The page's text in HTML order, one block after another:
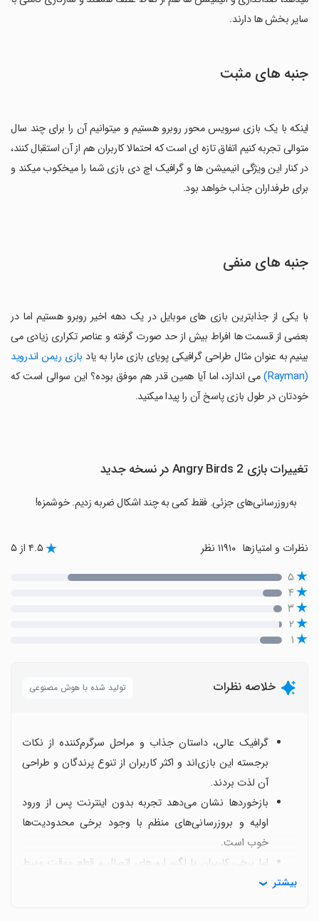
سایر بخش ها دارند.
جنبه های مثبت
اینکه با یک بازی سرویس محور روبرو هستیم و میتوانیم آن را برای چند سال
متوالی تجربه کنیم اتفاق تازه ای است که احتمالا کاربران هم از آن استقبال کنند،
در کنار این ویژگی انیمیشن ها و گرافیک اچ دی بازی شما را میخکوب میکند و
برای طرفداران جذاب خواهد بود.
جنبه های منفی
با یکی از جذابترین بازی های موبایل در یک دهه اخیر روبرو هستیم اما در
بعضی از قسمت ها افراط بیش از حد صورت گرفته و عناصر تکراری زیادی می
بینیم به عنوان مثال طراحی گرافیکی پویای بازی مارا به یاد بازی ریمن اندروید
(Rayman)
می اندازد، اما آیا همین قدر هم موفق بوده؟ این سوالی است که
خودتان در طول بازی پاسخ آن را پیدا میکنید.
تغییرات بازی Angry Birds 2 در نسخه جدید
به‌روزرسانی‌های جزئی. فقط کمی به چند اشکال ضربه زدیم. خوشمزه!
نظرات و امتیازها ۴.۵ از ۵
۵
۴
۳
۲
۱
خلاصه نظرات تولید شده با هوش مصنوعی
گرافیک عالی، داستان جذاب و مراحل سرگرم‌کننده از نکات
برجسته این بازی‌اند و اکثر کاربران از تنوع پرندگان و طراحی
آن لذت بردند.
بازخوردها نشان می‌دهد تجربه بدون اینترنت پس از ورود
اولیه و بروزرسانی‌های منظم با وجود برخی محدودیت‌ها
خوب است.
اما برخی کاربران با لگ، ارورهای اتصال و قطع موقت وسط
بازی مواجه شده‌اند که نشان از نیاز به بهبود پایداری اتصال بیشتر